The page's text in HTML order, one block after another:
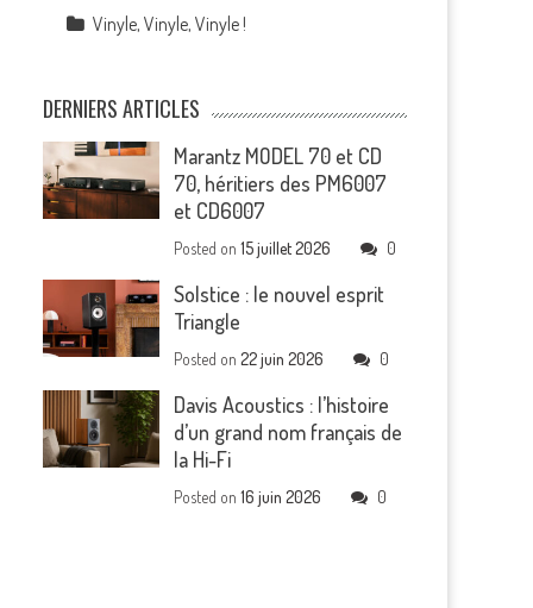
Vinyle, Vinyle, Vinyle !
DERNIERS ARTICLES
Marantz MODEL 70 et CD
70, héritiers des PM6007
et CD6007
Posted on15 juillet 2026 0
Solstice : le nouvel esprit
Triangle
Posted on22 juin 2026 0
Davis Acoustics : l’histoire
d’un grand nom français de
la Hi-Fi
Posted on16 juin 2026 0